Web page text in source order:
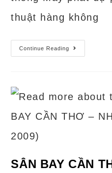
thuật hàng không
Continue Reading
Nhà
Ga
Không
(2017)
SÂN BAY CẦN